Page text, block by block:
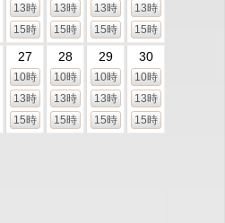
13時
15時
13時
15時
13時
15時
13時
15時
27
10時
13時
15時
28
10時
13時
15時
29
10時
13時
15時
30
10時
13時
15時